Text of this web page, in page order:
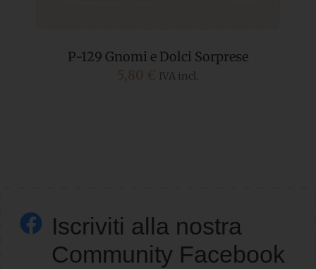
P-129 Gnomi e Dolci Sorprese
5,80 € IVA incl.
Iscriviti alla nostra
Community Facebook